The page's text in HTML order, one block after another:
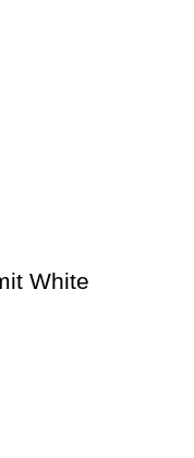
White